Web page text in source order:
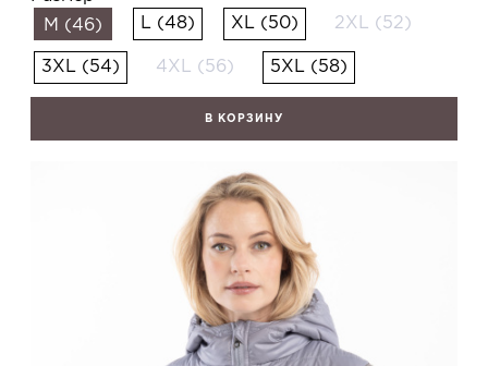
M (46)
L (48) XL (50) 2XL (52)
3XL (54) 4XL (56) 5XL (58)
В КОРЗИНУ